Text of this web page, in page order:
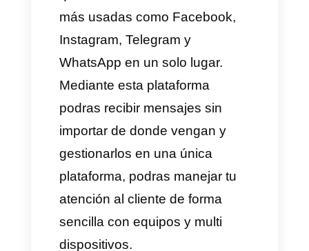
realmente importante en el
proceso de venta. Al hacer
seguimiento
tenemos la
posibilidad de entender e
identificar en que etapa se
encuentra nuestro potencial
cliente en el proceso o
embudo de venta, de esta
manera podremos planificar